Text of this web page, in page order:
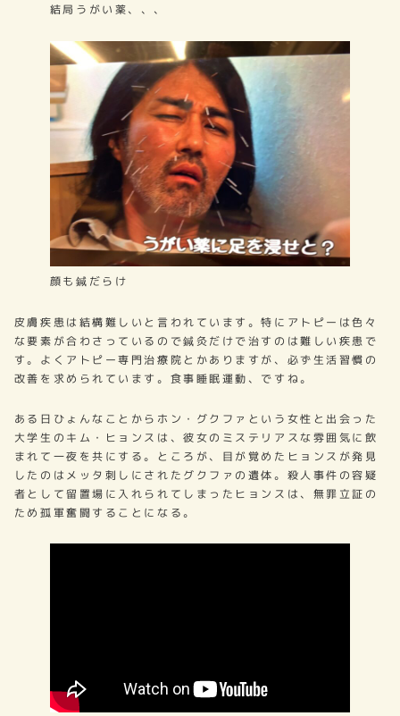
結局うがい薬、、、
顔も鍼だらけ
皮膚疾患は結構難しいと言われています。特にアトピーは色々
な要素が合わさっているので鍼灸だけで治すのは難しい疾患で
す。よくアトピー専門治療院とかありますが、必ず生活習慣の
改善を求められています。食事睡眠運動、ですね。
ある日ひょんなことからホン・グクファという女性と出会った
大学生のキム・ヒョンスは、彼女のミステリアスな雰囲気に飲
まれて一夜を共にする。ところが、目が覚めたヒョンスが発見
したのはメッタ刺しにされたグクファの遺体。殺人事件の容疑
者として留置場に入れられてしまったヒョンスは、無罪立証の
ため孤軍奮闘することになる。